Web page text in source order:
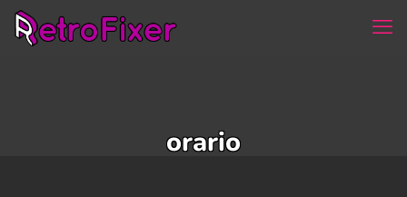
orario